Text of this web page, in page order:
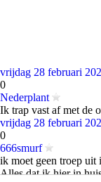
vrijdag 28 februari
0
Nederplant
Ik trap vast af met de
vrijdag 28 februari
0
666smurf
ik moet geen troep uit
Alles dat ik hier in